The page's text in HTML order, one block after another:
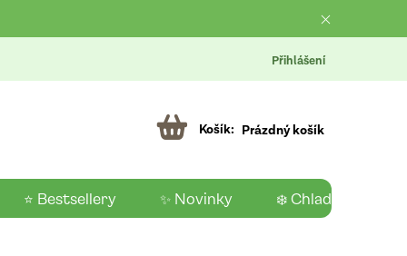
Přihlášení
Prázdný košík
⭐ Bestsellery ✨ Novinky ❄️ Chladící